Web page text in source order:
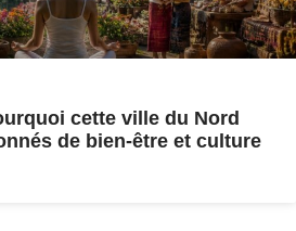
cette ville du Nord
de bien-être et culture